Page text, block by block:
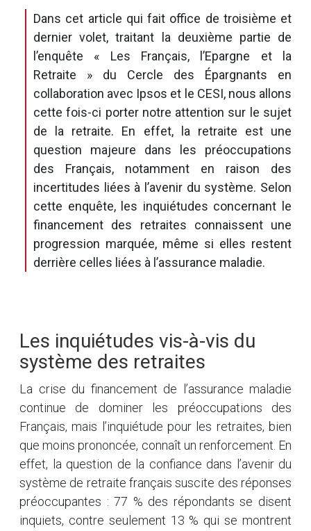
Dans cet article qui fait office de troisième et
dernier volet, traitant la deuxième partie de
l’enquête « Les Français, l’Epargne et la
Retraite » du Cercle des Épargnants en
collaboration avec Ipsos et le CESI, nous allons
cette fois-ci porter notre attention sur le sujet
de la retraite. En effet, la retraite est une
question majeure dans les préoccupations
des Français, notamment en raison des
incertitudes liées à l’avenir du système. Selon
cette enquête, les inquiétudes concernant le
financement des retraites connaissent une
progression marquée, même si elles restent
derrière celles liées à l’assurance maladie.
Les inquiétudes vis-à-vis du
système des retraites
La crise du financement de l’assurance maladie
continue de dominer les préoccupations des
Français, mais l’inquiétude pour les retraites, bien
que moins prononcée, connaît un renforcement. En
effet, la question de la confiance dans l’avenir du
système de retraite français suscite des réponses
préoccupantes : 77 % des répondants se disent
inquiets, contre seulement 13 % qui se montrent